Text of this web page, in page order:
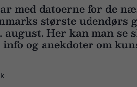
med datoerne for de
største udendørs
august. Her kan man se
og anekdoter om